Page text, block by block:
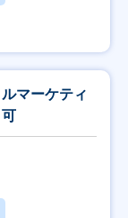
マーケティ